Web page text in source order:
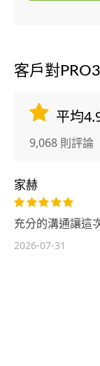
客戶對
平均
9,068 則評論
家赫
充分的溝通讓這
2026-07-31